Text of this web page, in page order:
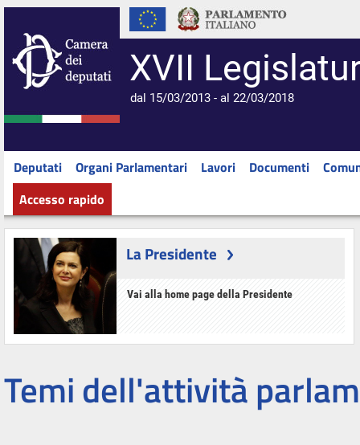
XVII
dal 15/03/2013 - al 22/03/2018
Deputati Organi Parlamentari Lavori Documenti
Accesso rapido
La Presidente
Vai alla home page della Presidente
Temi dell'attività